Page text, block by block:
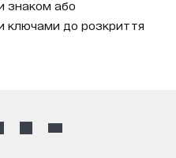
знаком або
ключами до розкриття